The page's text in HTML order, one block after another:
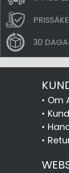
30
• Om
•
•
•